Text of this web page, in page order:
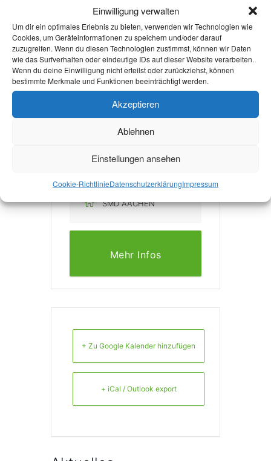
Einwilligung verwalten
Um dir ein optimales Erlebnis zu bieten, verwenden wir Technologien wie
Cookies, um Geräteinformationen zu speichern und/oder darauf
zuzugreifen. Wenn du diesen Technologien zustimmst, können wir Daten
wie das Surfverhalten oder eindeutige IDs auf dieser Website verarbeiten.
Wenn du deine Einwilligung nicht erteilst oder zurückziehst, können
bestimmte Merkmale und Funktionen beeinträchtigt werden.
Akzeptieren
Ablehnen
Einstellungen ansehen
Cookie-RichtlinieDatenschutzerklärungImpressum
Großer Saal der KHG
Aachen
Pontstr. 74-76, Aachen
KATEGORIE
Kulturveranstaltung
VERANSTALTER
SMD AACHEN
Mehr Infos
+ Zu Google Kalender hinzufügen
+ iCal / Outlook export